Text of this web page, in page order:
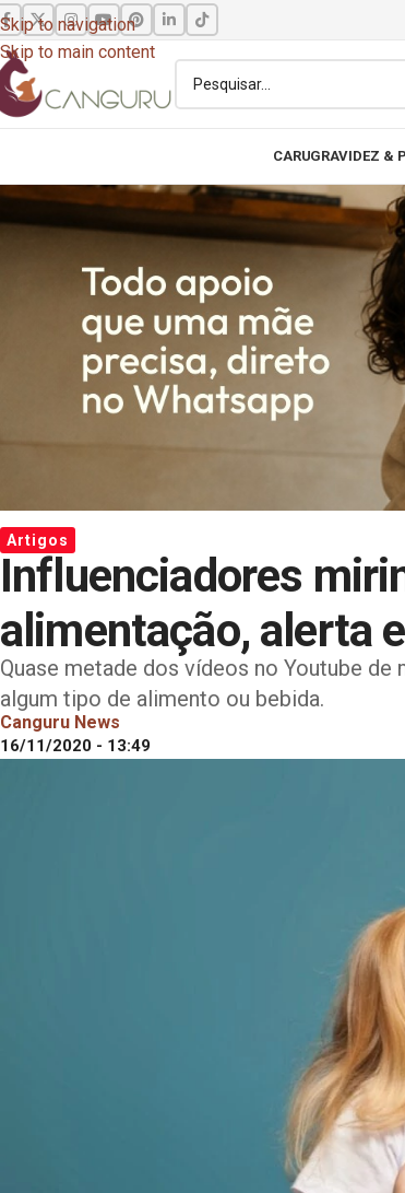
Skip to navigation
Skip to main content
CARUGRAVIDEZ &
Artigos
Influenciadores
alimentação, alerta
Quase metade dos vídeos no Youtube
algum tipo de alimento ou bebida.
Canguru News
16/11/2020 - 13:49